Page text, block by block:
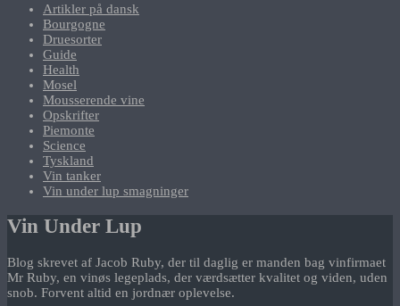
Artikler på dansk
Bourgogne
Druesorter
Guide
Health
Mosel
Mousserende vine
Opskrifter
Piemonte
Science
Tyskland
Vin tanker
Vin under lup smagninger
Vin Under Lup
Blog skrevet af Jacob Ruby, der til daglig er manden bag vinfirmaet
Mr Ruby, en vinøs legeplads, der værdsætter kvalitet og viden, uden
snob. Forvent altid en jordnær oplevelse.